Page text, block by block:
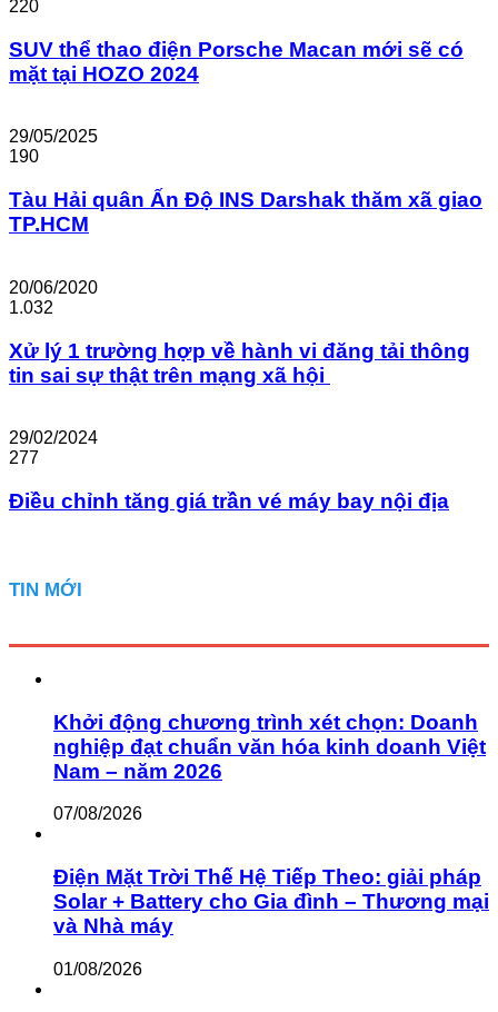
220
SUV thể thao điện Porsche Macan mới sẽ có
mặt tại HOZO 2024
29/05/2025
190
Tàu Hải quân Ấn Độ INS Darshak thăm xã giao
TP.HCM
20/06/2020
1.032
Xử lý 1 trường hợp về hành vi đăng tải thông
tin sai sự thật trên mạng xã hội ​
29/02/2024
277
Điều chỉnh tăng giá trần vé máy bay nội địa
TIN MỚI
Khởi động chương trình xét chọn: Doanh
nghiệp đạt chuẩn văn hóa kinh doanh Việt
Nam – năm 2026
07/08/2026
Điện Mặt Trời Thế Hệ Tiếp Theo: giải pháp
Solar + Battery cho Gia đình – Thương mại
và Nhà máy
01/08/2026